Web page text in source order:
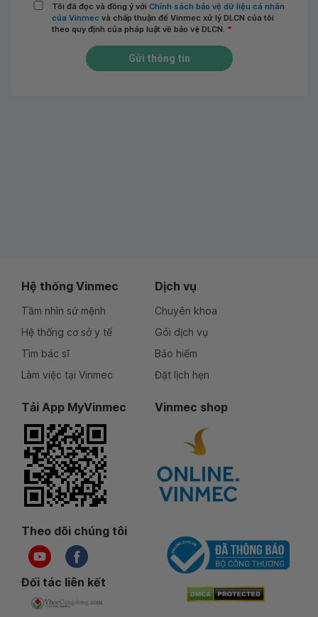
Tôi đã đọc và đồng ý với Chính sách bảo vệ dữ liệu cá nhân
của Vinmec và chấp thuận để Vinmec xử lý DLCN của tôi
theo quy định của pháp luật về bảo vệ DLCN. *
Gửi thông tin
Hệ thống Vinmec
Tầm nhìn sứ mệnh
Hệ thống cơ sở y tế
Tìm bác sĩ
Làm việc tại Vinmec
Dịch vụ
Chuyên khoa
Gói dịch vụ
Bảo hiểm
Đặt lịch hẹn
Tải App MyVinmec Vinmec shop
Theo dõi chúng tôi
Đối tác liên kết